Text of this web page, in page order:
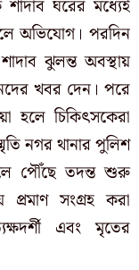
ঘরের মধ্যেই
অভিযোগ। পরদিন
ঝুলন্ত অবস্থায়
খবর দেন। পরে
হলে চিকিৎসকেরা
নগর থানার পুলিশ
পৌঁছে তদন্ত শুরু
সংগ্রহ করা
এবং মৃতের